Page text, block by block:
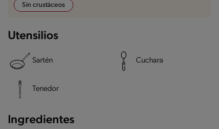
Sin crustáceos
Utensilios
Sartén Cuchara
Tenedor
Ingredientes